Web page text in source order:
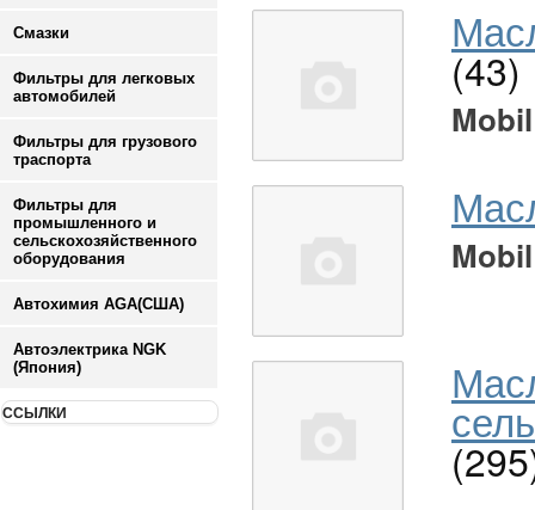
Смазки
Фильтры для легковых
автомобилей
Фильтры для грузового
траспорта
Фильтры для
промышленного и
сельскохозяйственного
оборудования
Автохимия AGA(США)
Автоэлектрика NGK
(Япония)
ССЫЛКИ
(43)
Mobil
Mobil